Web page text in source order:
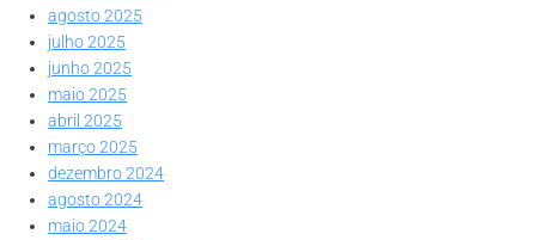
agosto 2025
julho 2025
junho 2025
maio 2025
abril 2025
março 2025
dezembro 2024
agosto 2024
maio 2024